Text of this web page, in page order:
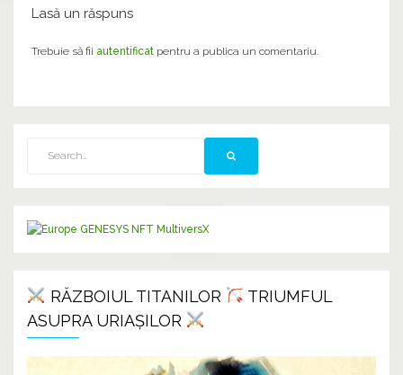
Lasă un răspuns
Trebuie să fii autentificat pentru a publica un comentariu.
RĂZBOIUL TITANILOR
TRIUMFUL
ASUPRA URIAȘILOR